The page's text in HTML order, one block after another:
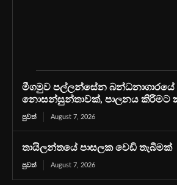
මීගමුව පල්ලන්සේන බන්ධනාගාරයේ
නොසන්සුන්තාවක්, පාලනය කිරීමට
පුවත් August 7, 2026
තායිලන්තයේ පාසලක වෙඩි තැබීමක්
පුවත් August 7, 2026